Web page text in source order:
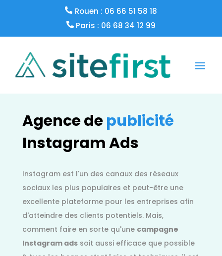
Rouen : 06 66 51 58 18
Paris : 06 68 34 12 99
Agence depublicité
Instagram Ads
Instagram est l'un des canaux des réseaux
sociaux les plus populaires et peut-être une
excellente plateforme pour les entreprises afin
d'atteindre des clients potentiels. Mais,
comment faire en sorte qu'une campagne
Instagram adssoit aussi efficace que possible